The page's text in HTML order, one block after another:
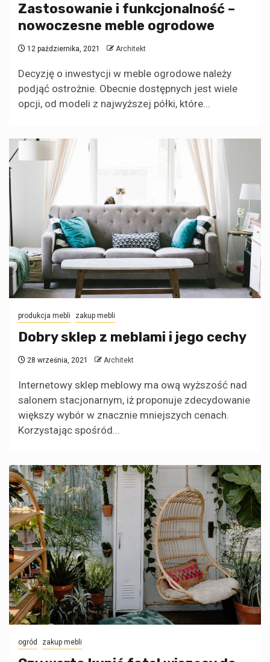
Zastosowanie i funkcjonalność –
nowoczesne meble ogrodowe
12 października, 2021 Architekt
Decyzję o inwestycji w meble ogrodowe należy
podjąć ostrożnie. Obecnie dostępnych jest wiele
opcji, od modeli z najwyższej półki, które...
produkcja mebli zakup mebli
Dobry sklep z meblami i jego cechy
28 września, 2021 Architekt
Internetowy sklep meblowy ma ową wyższość nad
salonem stacjonarnym, iż proponuje zdecydowanie
większy wybór w znacznie mniejszych cenach.
Korzystając spośród...
ogród zakup mebli